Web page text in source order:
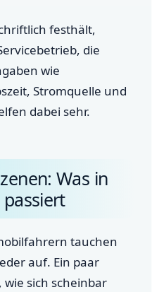
festhält,
die
wie
Stromquelle und
dabei sehr.
Was in
tauchen
auf. Ein paar
wie sich scheinbar